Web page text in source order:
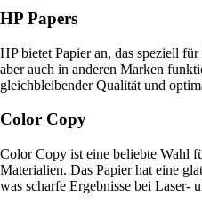
HP Papers
HP bietet Papier an, das speziell
aber auch in anderen Marken
gleichbleibender Qualität und
Color Copy
Color Copy ist eine beliebte Wahl
Materialien. Das Papier hat eine
was scharfe Ergebnisse bei Laser-